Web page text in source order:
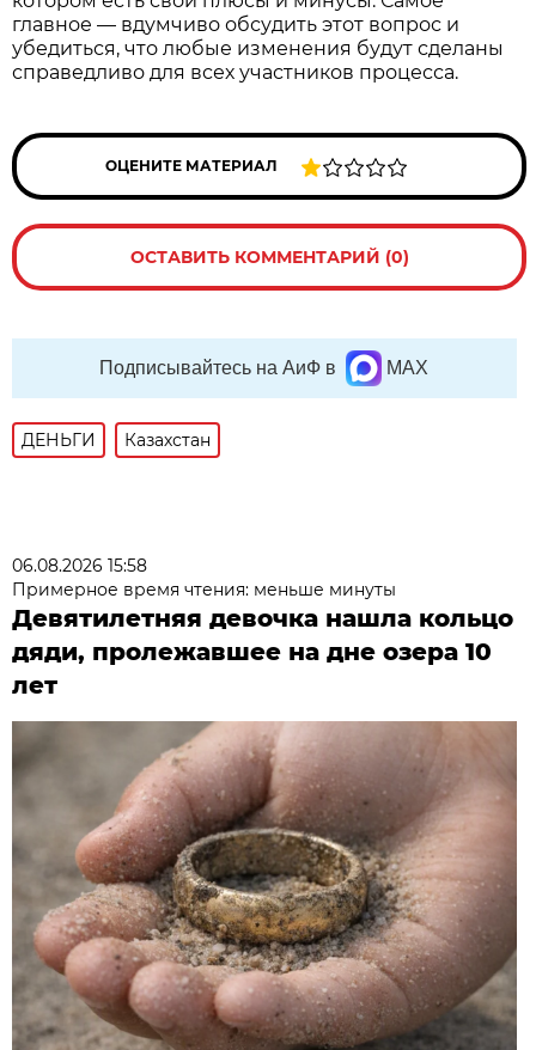
главное — вдумчиво обсудить этот вопрос и
убедиться, что любые изменения будут сделаны
справедливо для всех участников процесса.
ОЦЕНИТЕ МАТЕРИАЛ
ОСТАВИТЬ КОММЕНТАРИЙ (0)
Подписывайтесь на АиФ в MAX
ДЕНЬГИ Казахстан
06.08.2026 15:58
Примерное время чтения: меньше минуты
Девятилетняя девочка нашла кольцо
дяди, пролежавшее на дне озера 10
лет